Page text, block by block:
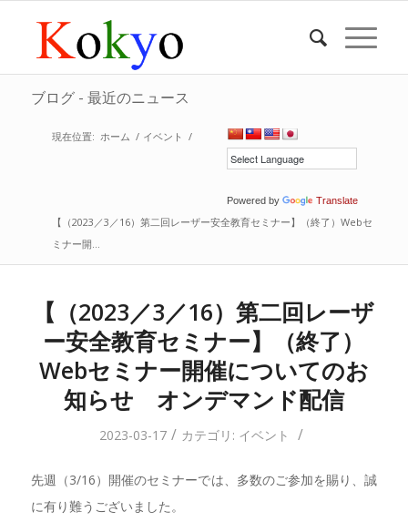
ブログ - 最近のニュース
Powered by Translate
現在位置: ホーム / イベント /
【（2023／3／16）第二回レーザー安全教育セミナー】（終了）Webセ
ミナー開...
【（2023／3／16）第二回レーザ
ー安全教育セミナー】（終了）
Webセミナー開催についてのお
知らせ オンデマンド配信
2023-03-17 / カテゴリ: イベント /
先週（3/16）開催のセミナーでは、多数のご参加を賜り、誠
に有り難うございました。